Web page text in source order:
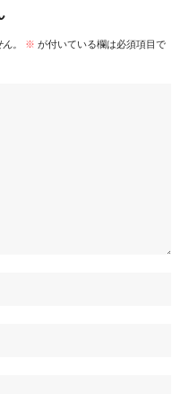
。 ※ が付いている欄は必須項目で